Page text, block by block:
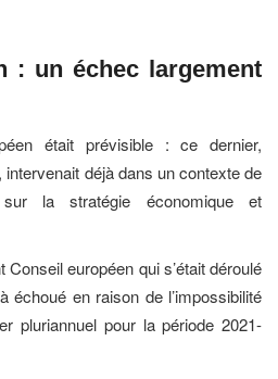
: un échec largement
était prévisible : ce dernier,
déjà dans un contexte de
sur la stratégie économique et
européen qui s’était déroulé
échoué en raison de l’impossibilité
pluriannuel pour la période 2021-